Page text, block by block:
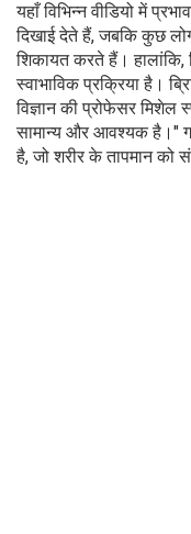
यहाँ विभिन्न वीडियो में
दिखाई देते हैं, जबकि कुछ लोग
शिकायत करते हैं। हालांकि,
स्वाभाविक प्रक्रिया है।
विज्ञान की प्रोफेसर मिशेल
सामान्य और आवश्यक है।"
है, जो शरीर के तापमान को